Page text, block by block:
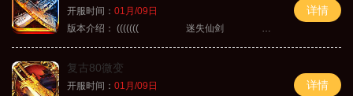
开服时间： 01月/09日
版本介绍： ((((((( 迷失仙剑 )))))
详情
复古80微变
开服时间： 01月/09日
详情